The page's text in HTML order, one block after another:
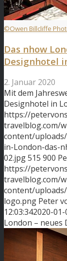
©Owen Billcliffe
Das nhow
Designhotel
2. Januar 2020
Mit dem
Designhotel in
https://
travelblog.com/
content/
in-London-das-
02.jpg515 900
https://
travelblog.com/
content/
logo.png Peter
12:03:342020-01-
London – neues